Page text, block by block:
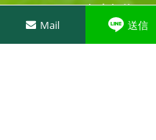
Mail 送信
年中無休 い
メ